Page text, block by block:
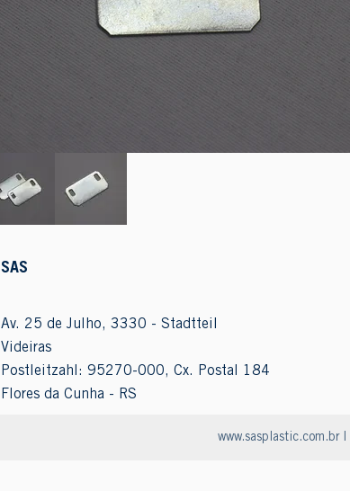
SAS
Av. 25 de Julho, 3330 - Stadtteil
Videiras
Postleitzahl: 95270-000, Cx. Postal 184
Flores da Cunha - RS
www.sasplastic.com.br |